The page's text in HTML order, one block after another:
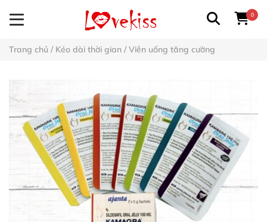
0
Trang chủ / Kéo dài thời gian / Viên uống tăng cường